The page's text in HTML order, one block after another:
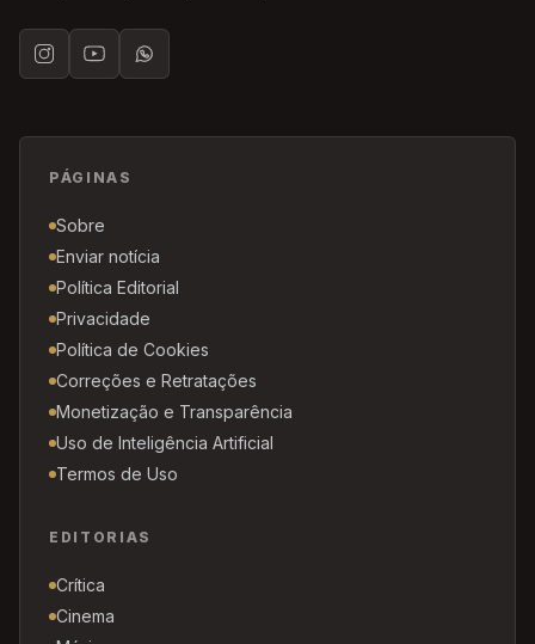
PÁGINAS
Sobre
Enviar notícia
Política Editorial
Privacidade
Política de Cookies
Correções e Retratações
Monetização e Transparência
Uso de Inteligência Artificial
Termos de Uso
EDITORIAS
Crítica
Cinema